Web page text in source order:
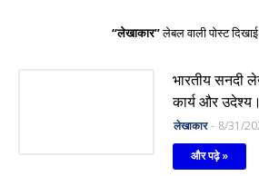
लेखाकार लेबल वाली पोस्ट दिखाई
भारतीय सनदी
कार्य और
लेखाकार - 8/31/
और पढ़े »